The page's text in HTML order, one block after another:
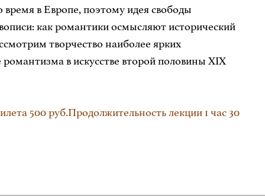
в Европе, поэтому идея свободы
как романтики осмысляют исторический
творчество наиболее ярких
в искусстве второй половины XIX
500 руб.Продолжительность лекции 1 час 30